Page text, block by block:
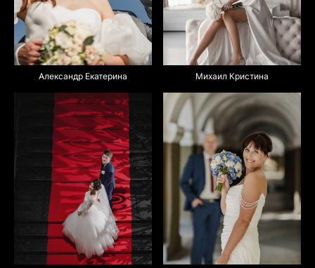
Александр Екатерина Михаил Кристина